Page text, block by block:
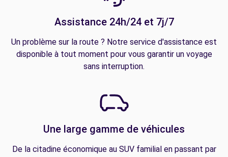
Assistance 24h/24 et 7j/7
Un problème sur la route ? Notre service d'assistance est
disponible à tout moment pour vous garantir un voyage
sans interruption.
Une large gamme de véhicules
De la citadine économique au SUV familial en passant par